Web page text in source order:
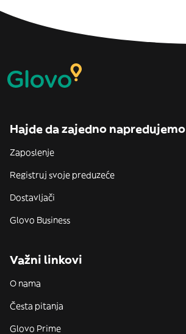
Hajde da zajedno napredujemo
Zaposlenje
Registruj svoje preduzeće
Dostavljači
Glovo Business
Važni linkovi
O nama
Česta pitanja
Glovo Prime